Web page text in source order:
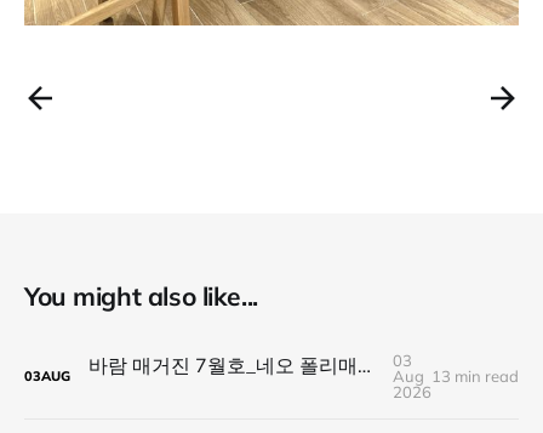
You might also like...
03AUG 바람 매거진 7월호_네오 폴리매스 : 명함 한 줄에 갇히지 않는 사람들
03
Aug
2026
13 min read